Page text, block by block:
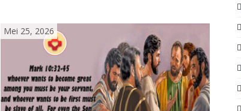
Itulah yang diharapkan Injil.…
Mei 25, 2026